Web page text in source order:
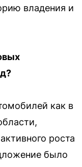
владения и
как в
роста
было